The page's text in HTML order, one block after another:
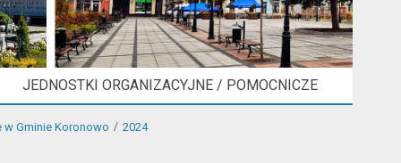
JEDNOSTKI ORGANIZACYJNE / POMOCNICZE
Gminie Koronowo 2024